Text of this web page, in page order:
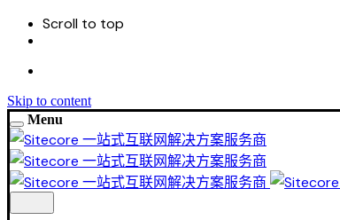
Scroll to top
Skip to content
Menu